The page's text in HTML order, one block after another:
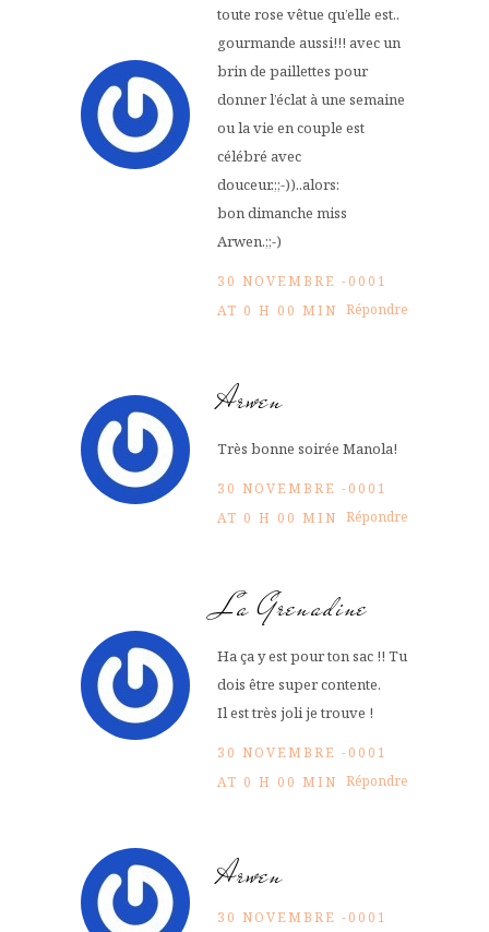
toute rose vêtue qu’elle est..
gourmande aussi!!! avec un
brin de paillettes pour
donner l’éclat à une semaine
ou la vie en couple est
célébré avec
douceur.;;-))..alors:
bon dimanche miss
Arwen.;;-)
30 NOVEMBRE -0001
AT 0 H 00 MIN Répondre
Arwen
Très bonne soirée Manola!
30 NOVEMBRE -0001
AT 0 H 00 MIN Répondre
La Grenadine
Ha ça y est pour ton sac !! Tu
dois être super contente.
Il est très joli je trouve !
30 NOVEMBRE -0001
AT 0 H 00 MIN Répondre
Arwen
30 NOVEMBRE -0001